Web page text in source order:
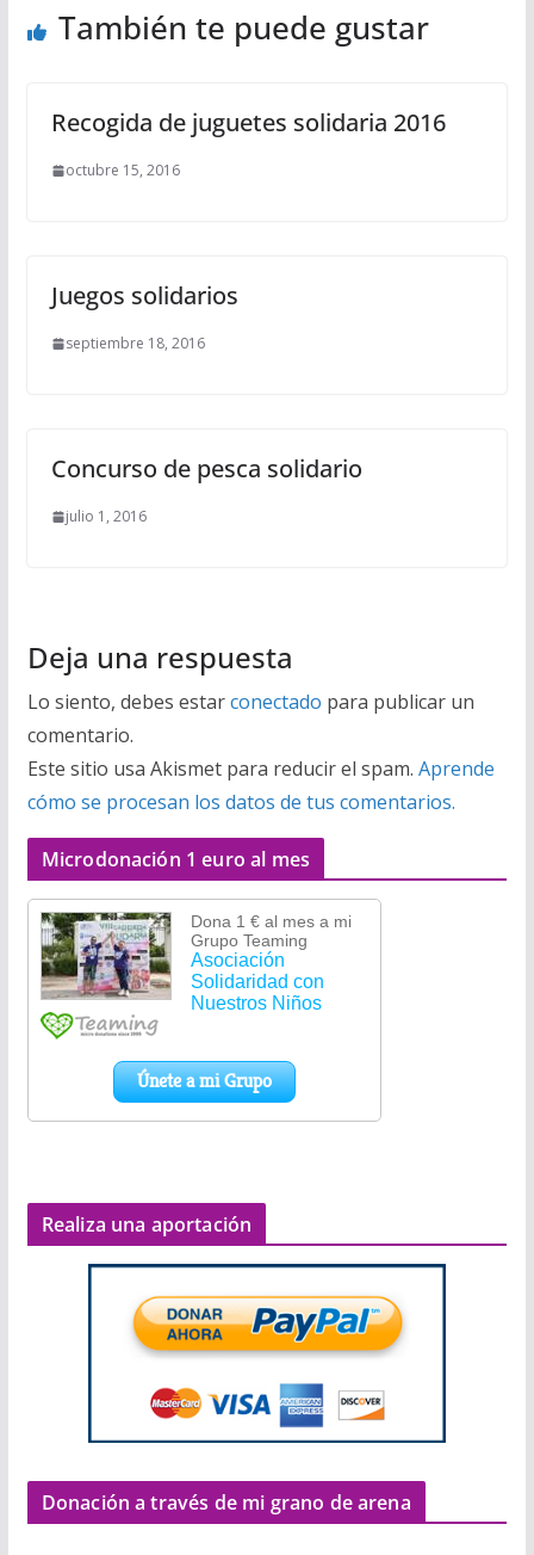
También te puede gustar
Recogida de juguetes solidaria 2016
octubre 15, 2016
Juegos solidarios
septiembre 18, 2016
Concurso de pesca solidario
julio 1, 2016
Deja una respuesta
Lo siento, debes estarconectado para publicar un
comentario.
Este sitio usa Akismet para reducir el spam. Aprende
cómo se procesan los datos de tus comentarios.
Microdonación 1 euro al mes
Realiza una aportación
Donación a través de mi grano de arena